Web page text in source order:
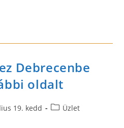
Debrecenbe
oldalt
19. kedd
PostÜzlet